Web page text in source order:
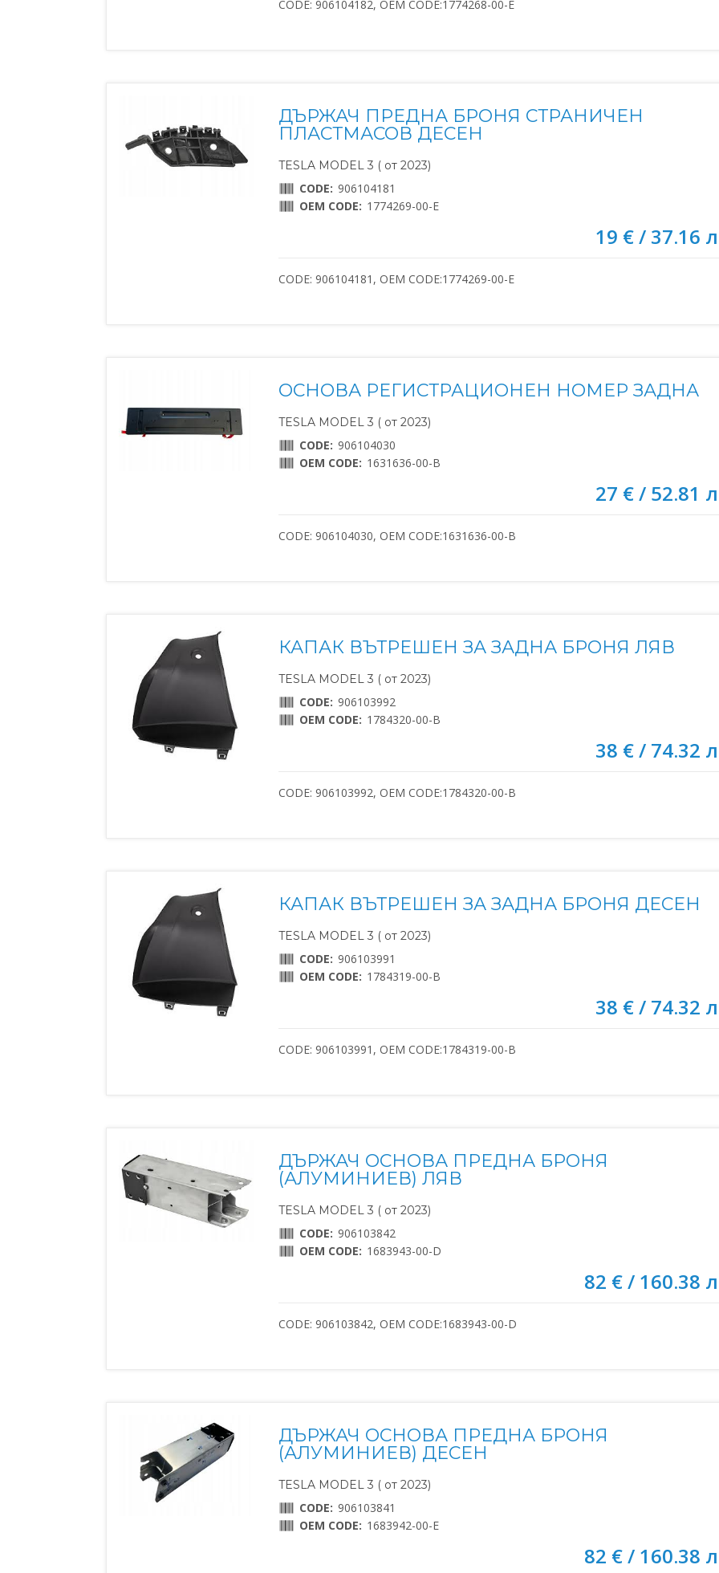
CODE: 906104182, OEM CODE:1774268-00-E
ДЪРЖАЧ ПРЕДНА БРОНЯ СТРАНИЧЕН
ПЛАСТМАСОВ ДЕСЕН
TESLA MODEL 3 ( от 2023)
CODE: 906104181
OEM CODE: 1774269-00-E
19 € / 37.16
CODE: 906104181, OEM CODE:1774269-00-E
ОСНОВА РЕГИСТРАЦИОНЕН НОМЕР ЗАДНА
TESLA MODEL 3 ( от 2023)
CODE: 906104030
OEM CODE: 1631636-00-B
27 € / 52.81
CODE: 906104030, OEM CODE:1631636-00-B
КАПАК ВЪТРЕШЕН ЗА ЗАДНА БРОНЯ ЛЯВ
TESLA MODEL 3 ( от 2023)
CODE: 906103992
OEM CODE: 1784320-00-B
38 € / 74.32
CODE: 906103992, OEM CODE:1784320-00-B
КАПАК ВЪТРЕШЕН ЗА ЗАДНА БРОНЯ ДЕСЕН
TESLA MODEL 3 ( от 2023)
CODE: 906103991
OEM CODE: 1784319-00-B
38 € / 74.32
CODE: 906103991, OEM CODE:1784319-00-B
ДЪРЖАЧ ОСНОВА ПРЕДНА БРОНЯ
(АЛУМИНИЕВ) ЛЯВ
TESLA MODEL 3 ( от 2023)
CODE: 906103842
OEM CODE: 1683943-00-D
82 € / 160.38
CODE: 906103842, OEM CODE:1683943-00-D
ДЪРЖАЧ ОСНОВА ПРЕДНА БРОНЯ
(АЛУМИНИЕВ) ДЕСЕН
TESLA MODEL 3 ( от 2023)
CODE: 906103841
OEM CODE: 1683942-00-E
82 € / 160.38